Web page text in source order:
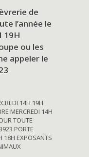
de
l’année le
19H
ou les
appeler le
14H 19H
MERCREDI 14H
TOUTE
PORTE
18H EXPOSANTS